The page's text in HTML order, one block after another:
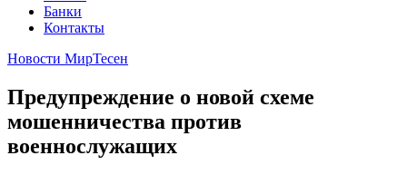
Банки
Контакты
Новости МирТесен
Предупреждение о новой схеме
мошенничества против
военнослужащих